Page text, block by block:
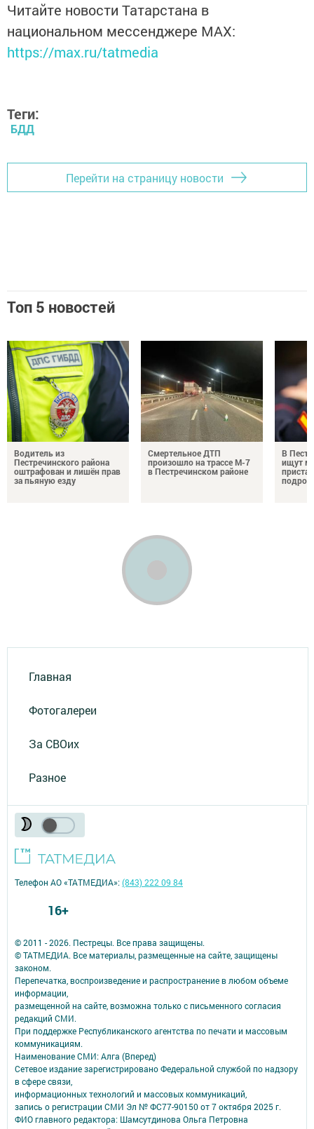
Читайте новости Татарстана в
национальном мессенджере MАХ:
https://max.ru/tatmedia
Теги:
БДД
Перейти на страницу новости
Топ 5 новостей
Водитель из
Пестречинского района
оштрафован и лишён прав
за пьяную езду
Смертельное ДТП
произошло на трассе М-7
в Пестречинском районе
В
ищут
Главная
Фотогалереи
За СВОих
Разное
© 2011 - 2026. Пестрецы. Все права защищены.
© ТАТМЕДИА. Все материалы, размещенные на сайте, защищены
законом.
Перепечатка, воспроизведение и распространение в любом объеме
информации,
размещенной на сайте, возможна только с письменного согласия
редакций СМИ.
При поддержке Республиканского агентства по печати и массовым
коммуникациям.
Наименование СМИ: Алга (Вперед)
Сетевое издание зарегистрировано Федеральной службой по надзору
в сфере связи,
информационных технологий и массовых коммуникаций,
запись о регистрации СМИ Эл № ФС77-90150 от 7 октября 2025 г.
ФИО главного редактора: Шамсутдинова Ольга Петровна
Телефон АО «ТАТМЕДИА»:(843) 222 09 84
16+